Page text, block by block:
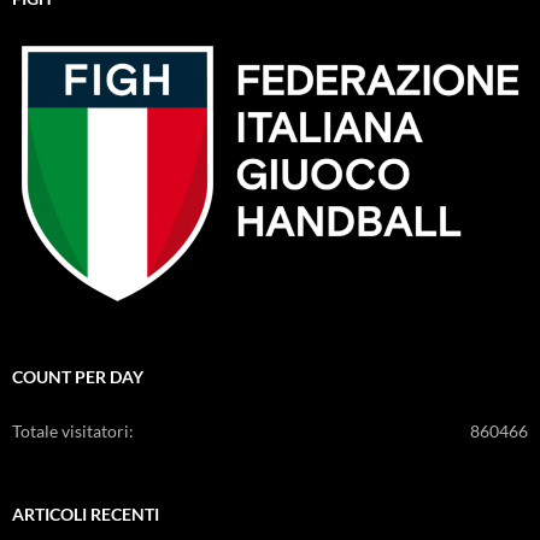
COUNT PER DAY
860466
Totale visitatori:
ARTICOLI RECENTI